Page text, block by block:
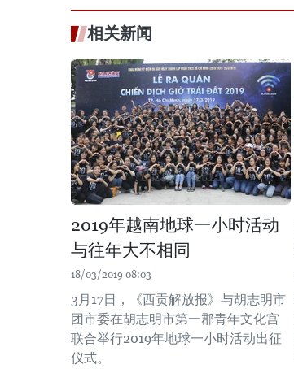
相关新闻
2019年越南地球一小时活动
与往年大不相同
18/03/2019 08:03
3月17日，《西贡解放报》与胡志明市
团市委在胡志明市第一郡青年文化宫
联合举行2019年地球一小时活动出征
仪式。